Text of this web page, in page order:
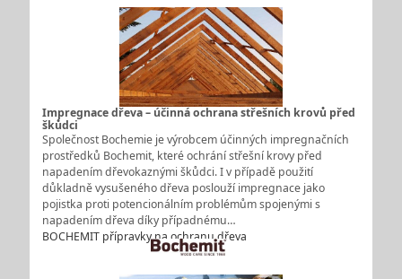
Impregnace dřeva – účinná ochrana střešních krovů před
škůdci
Společnost Bochemie je výrobcem účinných impregnačních
prostředků Bochemit, které ochrání střešní krovy před
napadením dřevokaznými škůdci. I v případě použití
důkladně vysušeného dřeva poslouží impregnace jako
pojistka proti potencionálním problémům spojenými s
napadením dřeva díky případnému…
BOCHEMIT přípravky na ochranu dřeva